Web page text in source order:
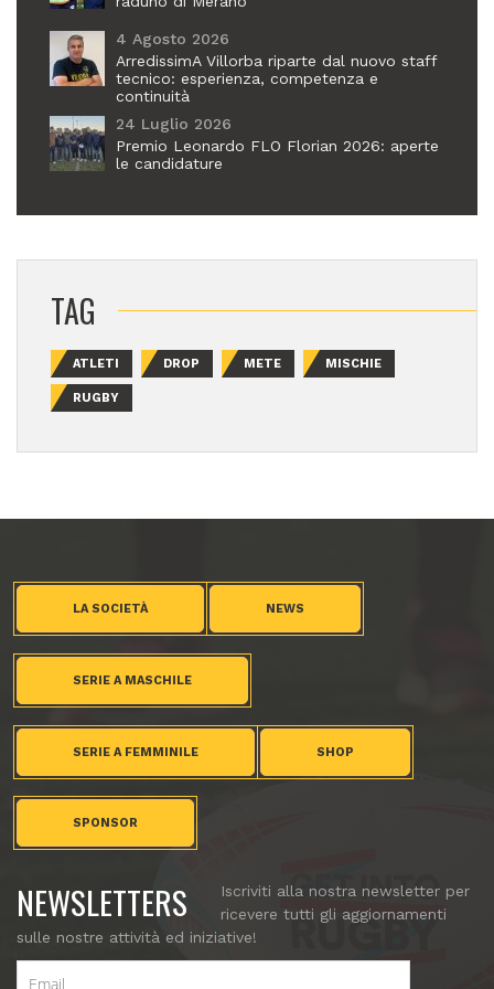
4 Agosto 2026
ArredissimA Villorba riparte dal nuovo staff
tecnico: esperienza, competenza e
continuità
24 Luglio 2026
Premio Leonardo FLO Florian 2026: aperte
le candidature
TAG
ATLETI DROP METE MISCHIE
RUGBY
LA SOCIETÀ NEWS
SERIE A MASCHILE
SERIE A FEMMINILE SHOP
SPONSOR
NEWSLETTERS
Iscriviti alla nostra newsletter per
ricevere tutti gli aggiornamenti
sulle nostre attività ed iniziative!